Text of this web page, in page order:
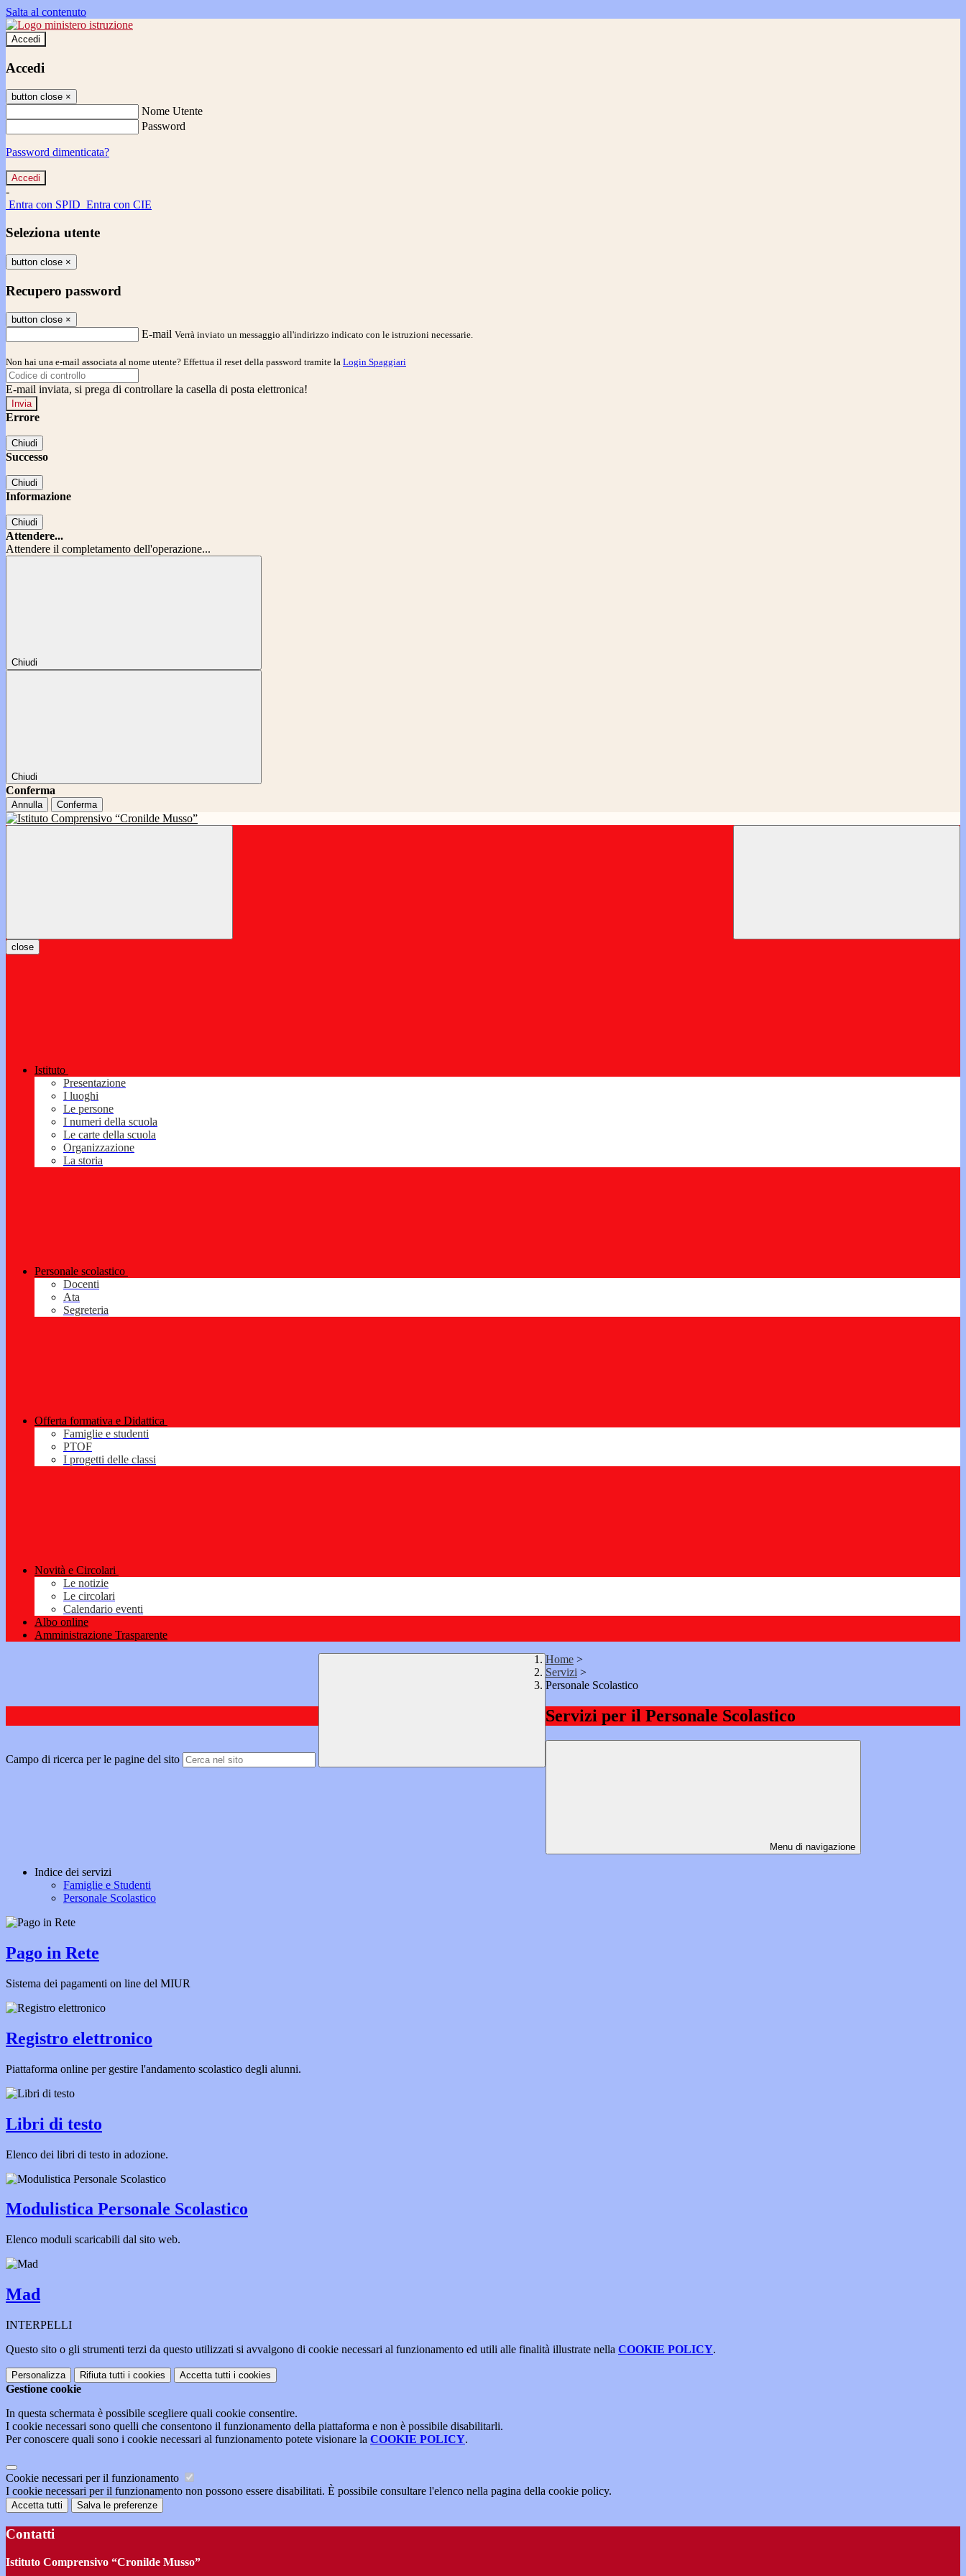
Salta al contenuto
Accedi
Accedi
button close ×
Nome Utente
Password
Password dimenticata?
-
Entra con SPID Entra con CIE
Seleziona utente
button close ×
Recupero password
button close ×
E-mail Verrà inviato un messaggio all'indirizzo indicato con le istruzioni necessarie.
Non hai una e-mail associata al nome utente? Effettua il reset della password tramite la Login Spaggiari
E-mail inviata, si prega di controllare la casella di posta elettronica!
Errore
Chiudi
Successo
Chiudi
Informazione
Chiudi
Attendere...
Attendere il completamento dell'operazione...
Chiudi
Chiudi
Conferma
Annulla Conferma
close
Istituto
Presentazione
I luoghi
Le persone
I numeri della scuola
Le carte della scuola
Organizzazione
La storia
Personale scolastico
Docenti
Ata
Segreteria
Offerta formativa e Didattica
Famiglie e studenti
PTOF
I progetti delle classi
Novità e Circolari
Le notizie
Le circolari
Calendario eventi
Albo online
Amministrazione Trasparente
Campo di ricerca per le pagine del sito
Home >
Servizi >
Personale Scolastico
Servizi per il Personale Scolastico
Menu di navigazione
Indice dei servizi
Famiglie e Studenti
Personale Scolastico
Pago in Rete
Sistema dei pagamenti on line del MIUR
Registro elettronico
Piattaforma online per gestire l'andamento scolastico degli alunni.
Libri di testo
Elenco dei libri di testo in adozione.
Modulistica Personale Scolastico
Elenco moduli scaricabili dal sito web.
Mad
INTERPELLI
Questo sito o gli strumenti terzi da questo utilizzati si avvalgono di cookie necessari al funzionamento ed utili alle finalità illustrate nella COOKIE POLICY.
Personalizza Rifiuta tutti i cookies Accetta tutti i cookies
Gestione cookie
In questa schermata è possibile scegliere quali cookie consentire.
I cookie necessari sono quelli che consentono il funzionamento della piattaforma e non è possibile disabilitarli.
Per conoscere quali sono i cookie necessari al funzionamento potete visionare la COOKIE POLICY.
Cookie necessari per il funzionamento
I cookie necessari per il funzionamento non possono essere disabilitati. È possibile consultare l'elenco nella pagina della cookie policy.
Accetta tutti Salva le preferenze
Contatti
Istituto Comprensivo “Cronilde Musso”